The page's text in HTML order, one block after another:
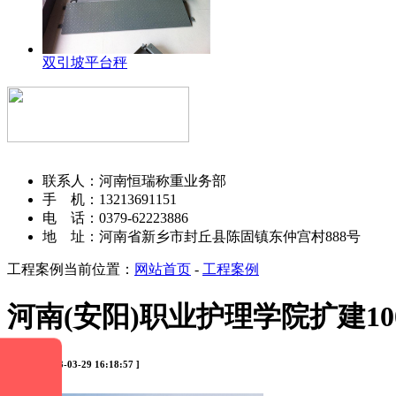
双引坡平台秤
联系人：河南恒瑞称重业务部
手 机：13213691151
电 话：0379-62223886
地 址：河南省新乡市封丘县陈固镇东仲宫村888号
工程案例 当前位置： 网站首页 - 工程案例
河南(安阳)职业护理学院扩建
[ 时间：2023-03-29 16:18:57 ]